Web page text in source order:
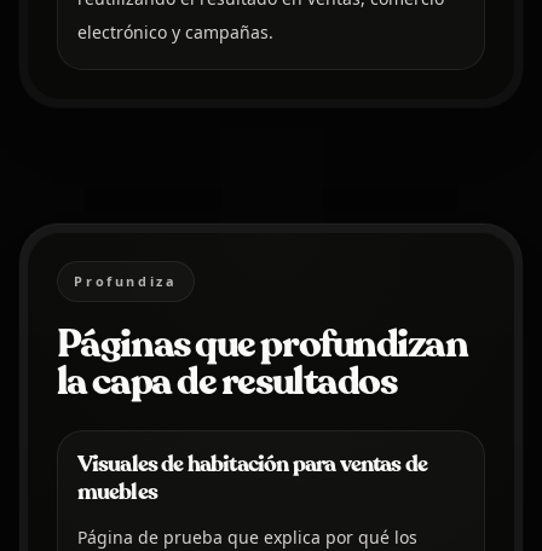
electrónico y campañas.
Profundiza
Páginas que profundizan
la capa de resultados
Visuales de habitación para ventas de
muebles
Página de prueba que explica por qué los